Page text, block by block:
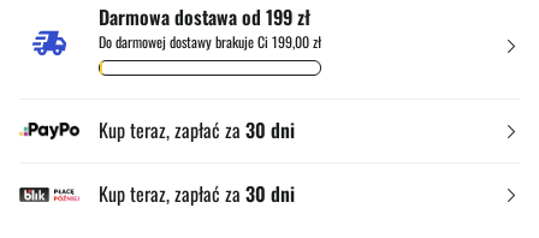
Darmowa dostawa od 199 zł
Do darmowej dostawy brakuje Ci 199,00 zł
Kup teraz, zapłać za 30 dni
Kup teraz, zapłać za 30 dni